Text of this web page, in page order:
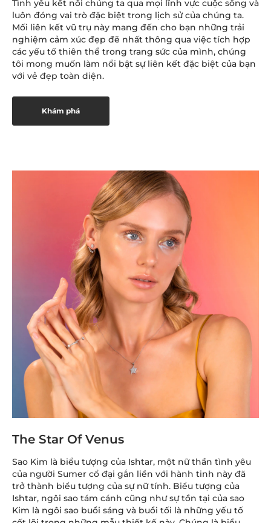
Tình yêu kết nối chúng ta qua mọi lĩnh vực cuộc sống và
luôn đóng vai trò đặc biệt trong lịch sử của chúng ta.
Mối liên kết vũ trụ này mang đến cho bạn những trải
nghiệm cảm xúc đẹp đẽ nhất thông qua việc tích hợp
các yếu tố thiên thể trong trang sức của mình, chúng
tôi mong muốn làm nổi bật sự liên kết đặc biệt của bạn
với vẻ đẹp toàn diện.
Khám phá
The Star Of Venus
Sao Kim là biểu tượng của Ishtar, một nữ thần tình yêu
của người Sumer cổ đại gắn liền với hành tinh này đã
trở thành biểu tượng của sự nữ tính. Biểu tượng của
Ishtar, ngôi sao tám cánh cũng như sự tồn tại của sao
Kim là ngôi sao buổi sáng và buổi tối là những yếu tố